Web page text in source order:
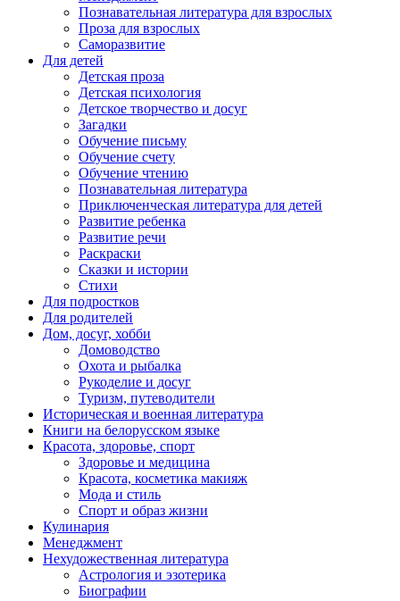
Познавательная литература для взрослых
Проза для взрослых
Саморазвитие
Для детей
Детская проза
Детская психология
Детское творчество и досуг
Загадки
Обучение письму
Обучение счету
Обучение чтению
Познавательная литература
Приключенческая литература для детей
Развитие ребенка
Развитие речи
Раскраски
Сказки и истории
Стихи
Для подростков
Для родителей
Дом, досуг, хобби
Домоводство
Охота и рыбалка
Рукоделие и досуг
Туризм, путеводители
Историческая и военная литература
Книги на белорусском языке
Красота, здоровье, спорт
Здоровье и медицина
Красота, косметика макияж
Мода и стиль
Спорт и образ жизни
Кулинария
Менеджмент
Нехудожественная литература
Астрология и эзотерика
Биографии